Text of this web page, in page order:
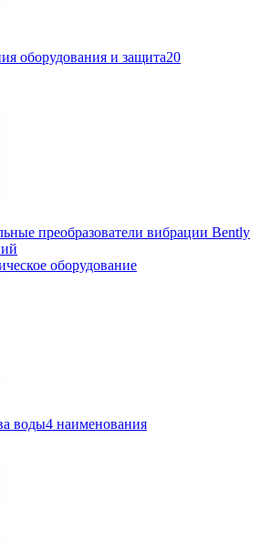
оборудования и защита20
преобразователи вибрации Bently
оборудование
воды4 наименования